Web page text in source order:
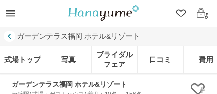
クリップ
ログ
ガーデンテラス福岡 ホテル&リゾート
式場トップ 写真
ブライダル
フェア
口コミ 費用
ガーデンテラス福岡 ホテル&リゾート